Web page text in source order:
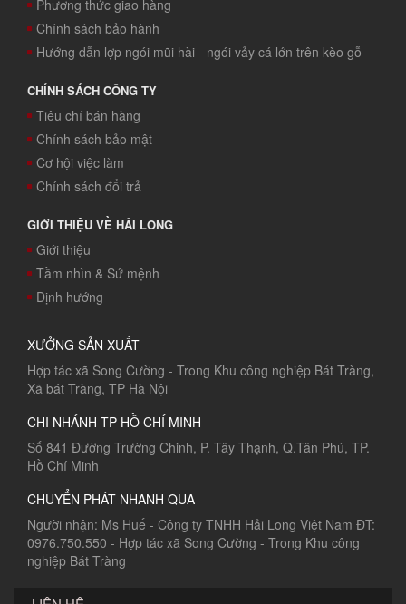
Phương thức giao hàng
Chính sách bảo hành
Hướng dẫn lợp ngói mũi hài - ngói vảy cá lớn trên kèo gỗ
CHÍNH SÁCH CÔNG TY
Tiêu chí bán hàng
Chính sách bảo mật
Cơ hội việc làm
Chính sách đổi trả
GIỚI THIỆU VỀ HẢI LONG
Giới thiệu
Tầm nhìn & Sứ mệnh
Định hướng
XƯỞNG SẢN XUẤT
Hợp tác xã Song Cường - Trong Khu công nghiệp Bát Tràng,
Xã bát Tràng, TP Hà Nội
CHI NHÁNH TP HỒ CHÍ MINH
Số 841 Đường Trường Chinh, P. Tây Thạnh, Q.Tân Phú, TP.
Hồ Chí Minh
CHUYỂN PHÁT NHANH QUA
Người nhận: Ms Huế - Công ty TNHH Hải Long Việt Nam ĐT:
0976.750.550 - Hợp tác xã Song Cường - Trong Khu công
nghiệp Bát Tràng